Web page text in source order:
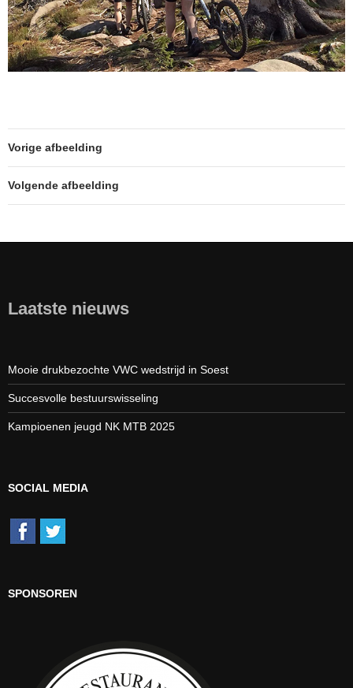
Vorige afbeelding
Volgende afbeelding
Laatste nieuws
Mooie drukbezochte VWC wedstrijd in Soest
Succesvolle bestuurswisseling
Kampioenen jeugd NK MTB 2025
SOCIAL MEDIA
SPONSOREN